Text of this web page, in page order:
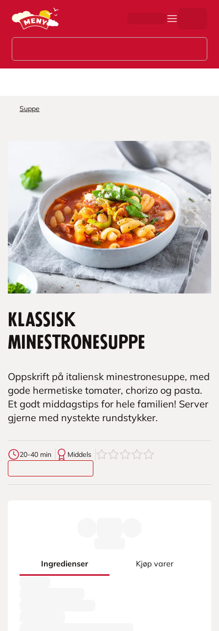
Hopp til hovedinnhold
Suppe
Klassisk
minestronesuppe
Oppskrift på italiensk minestronesuppe, med
gode hermetiske tomater, chorizo og pasta.
Et godt middagstips for hele familien! Server
gjerne med nystekte rundstykker.
20-40 min Middels 0av5stjerner
Ingredienser Kjøp varer